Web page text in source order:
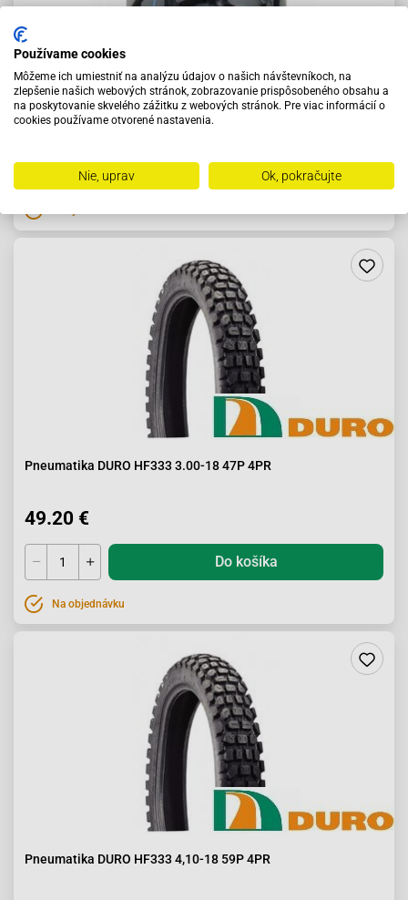
Pneumatika 4,10-18 163 59P
41.95 €
Do košíka
Pneumatika DURO HF333 3.00-18 47P 4PR
49.20 €
Do košíka
Na objednávku
Pneumatika DURO HF333 4,10-18 59P 4PR
Používame cookies
Môžeme ich umiestniť na analýzu údajov o našich návštevníkoch, na
zlepšenie našich webových stránok, zobrazovanie prispôsobeného obsahu a
na poskytovanie skvelého zážitku z webových stránok. Pre viac informácií o
cookies používame otvorené nastavenia.
Nie, uprav Ok, pokračujte